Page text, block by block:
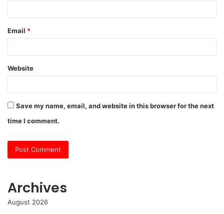
Email *
Website
Save my name, email, and website in this browser for the next
time I comment.
Archives
August 2026